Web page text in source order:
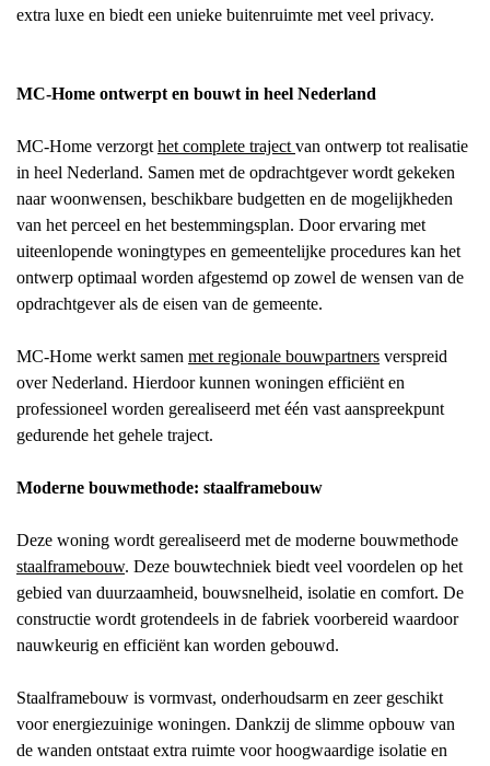
extra luxe en biedt een unieke buitenruimte met veel privacy.
MC-Home ontwerpt en bouwt in heel Nederland
MC-Home verzorgt het complete traject van ontwerp tot realisatie
in heel Nederland. Samen met de opdrachtgever wordt gekeken
naar woonwensen, beschikbare budgetten en de mogelijkheden
van het perceel en het bestemmingsplan. Door ervaring met
uiteenlopende woningtypes en gemeentelijke procedures kan het
ontwerp optimaal worden afgestemd op zowel de wensen van de
opdrachtgever als de eisen van de gemeente.
MC-Home werkt samen met regionale bouwpartners verspreid
over Nederland. Hierdoor kunnen woningen efficiënt en
professioneel worden gerealiseerd met één vast aanspreekpunt
gedurende het gehele traject.
Moderne bouwmethode: staalframebouw
Deze woning wordt gerealiseerd met de moderne bouwmethode
staalframebouw. Deze bouwtechniek biedt veel voordelen op het
gebied van duurzaamheid, bouwsnelheid, isolatie en comfort. De
constructie wordt grotendeels in de fabriek voorbereid waardoor
nauwkeurig en efficiënt kan worden gebouwd.
Staalframebouw is vormvast, onderhoudsarm en zeer geschikt
voor energiezuinige woningen. Dankzij de slimme opbouw van
de wanden ontstaat extra ruimte voor hoogwaardige isolatie en